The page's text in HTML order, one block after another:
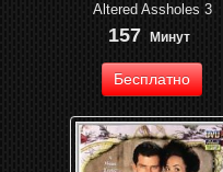
Altered Assholes 3
157 Минут
Бесплатно